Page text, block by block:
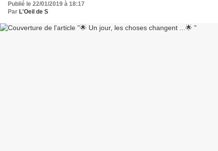
Publié le 22/01/2019 à 18:17
Par L'Oeil de S